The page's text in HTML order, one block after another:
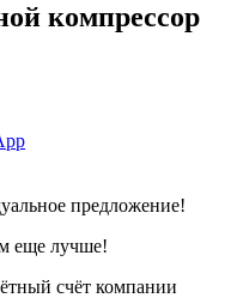
компрессор
предложение!
еще лучше!
счёт компании